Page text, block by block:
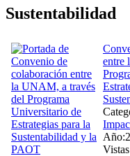
Sustentabilidad
entre